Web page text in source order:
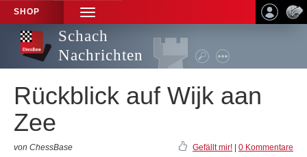
SHOP
TOGGLE
NAVIGATION
Schach
Nachrichten
Rückblick auf Wijk aan
Zee
von ChessBase Gefällt mir! 0 Kommentare